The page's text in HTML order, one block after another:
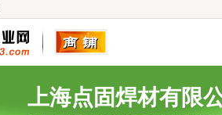
上海点固焊材有限